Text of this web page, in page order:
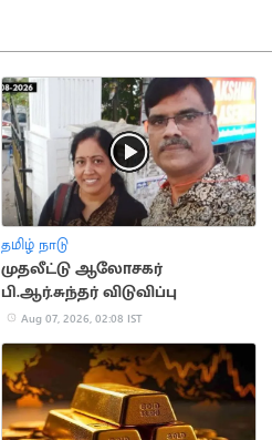
தமிழ் நாடு
முதலீட்டு ஆலோசகர்
பி.ஆர்.சுந்தர் விடுவிப்பு
Aug 07, 2026, 02:08 IST